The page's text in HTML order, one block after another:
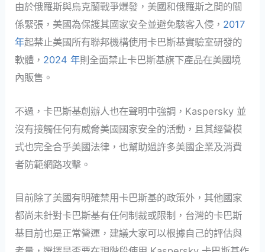
由於俄羅斯與烏克蘭戰爭爆發，美國和俄羅斯之間的關
係緊張，美國為保護其國家安全並避免駭客入侵， 2017
年起禁止美國所有聯邦機構使用卡巴斯基實驗室研發的
軟體， 2024 年則全面禁止卡巴斯基旗下產品在美國境
內販售。
不過，卡巴斯基創辦人也在聲明中強調，Kaspersky 並
沒有接觸任何有威脅美國國家安全的活動，且其經營模
式也完全合乎美國法律，也幫助過許多美國企業及消費
者防範網路攻擊。
目前除了美國有明確禁用卡巴斯基的政策外，其他國家
都尚未針對卡巴斯基有任何制裁或限制，台灣的卡巴斯
基目前也是正常營運，建議大家可以根據自己的評估與